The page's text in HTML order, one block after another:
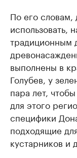
По его словам,
использовать,
традиционным
выполнены в
Голубев, у
пара лет,
для этого
специфики
подходящие
кустарников и